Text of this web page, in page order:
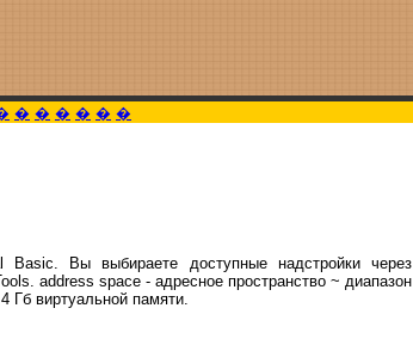
� � � � � �
Basic. Вы выбираете доступные надстройки через
address space - адресное пространство ~ диапазон
Гб виртуальной памяти.